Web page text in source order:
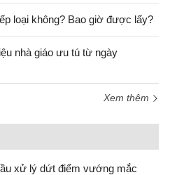
loại không? Bao giờ được lấy?
nhà giáo ưu tú từ ngày
Xem thêm
xử lý dứt điểm vướng mắc